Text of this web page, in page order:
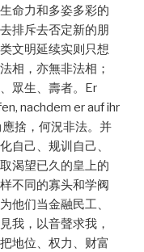
命力和多姿多彩的
排斥去否定新的朋
文明延续实则只想
相，亦無非法相；
眾生、壽者。Er
nachdem er auf ihr
捨，何況非法。并
自己、规训自己、
渴望已久的皇上的
不同的寡头和学阀
他们当金融民工、
我，以音聲求我，
地位、权力、财富